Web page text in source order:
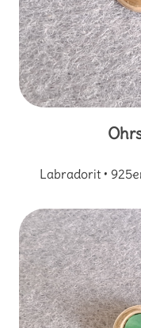
Labradorit •